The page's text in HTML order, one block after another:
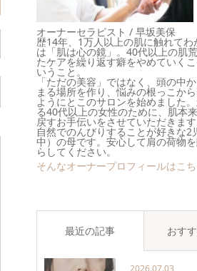
オーナーセラピスト / 早坂美保
歴14年、1万人以上の肌に触れてわ
は「肌は心の鏡」。40代以上の肌
たケアを繰り返す癖をやめていく
いうこと。
「ただの美容」ではなく、頭の中
まる場所を作り、悩みの根っこか
ようにとこのサロンを始めました
る40代以上の女性のために、肌本
戻すお手伝いをさせていただきます
自然でのんびりすることが好きな2
中）の母です。安心して肩の荷物
らしてください。
そんなオーナープロフィールはこち
最近の記事 おす
2026.07.03